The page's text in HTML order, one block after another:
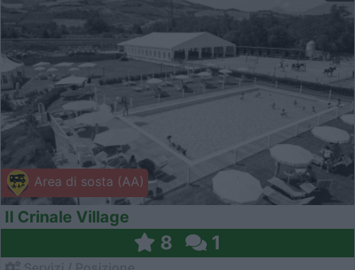
Area di sosta (AA)
Il Crinale Village
8 1